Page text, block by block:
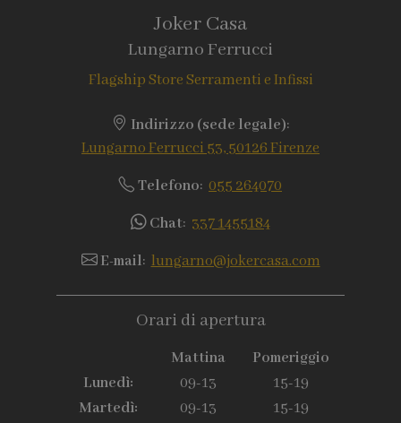
Joker Casa
Lungarno Ferrucci
Flagship Store Serramenti e Infissi
Indirizzo (sede legale):
Lungarno Ferrucci 53, 50126 Firenze
Telefono: 055 264070
Chat: 337 1455184
E-mail:lungarno@jokercasa.com
Orari di apertura
Mattina
Pomeriggio
Lunedì:
09-13
15-19
Martedì:
09-13
15-19